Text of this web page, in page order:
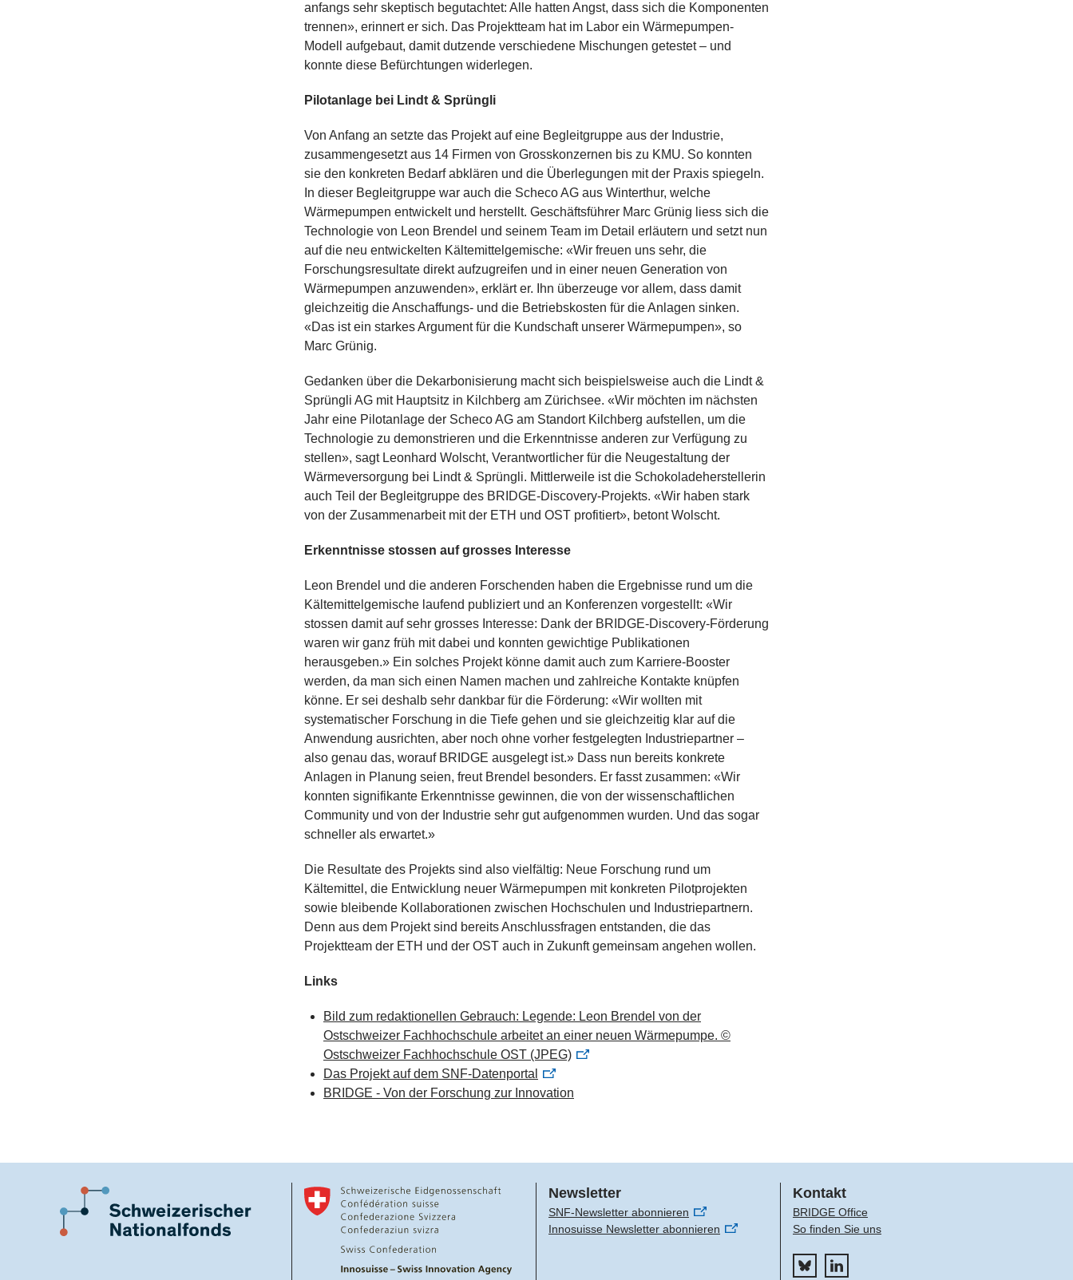
anfangs sehr skeptisch begutachtet: Alle hatten Angst, dass sich die Komponenten
trennen», erinnert er sich. Das Projektteam hat im Labor ein Wärmepumpen-
Modell aufgebaut, damit dutzende verschiedene Mischungen getestet – und
konnte diese Befürchtungen widerlegen.
Pilotanlage bei Lindt & Sprüngli
Von Anfang an setzte das Projekt auf eine Begleitgruppe aus der Industrie,
zusammengesetzt aus 14 Firmen von Grosskonzernen bis zu KMU. So konnten
sie den konkreten Bedarf abklären und die Überlegungen mit der Praxis spiegeln.
In dieser Begleitgruppe war auch die Scheco AG aus Winterthur, welche
Wärmepumpen entwickelt und herstellt. Geschäftsführer Marc Grünig liess sich die
Technologie von Leon Brendel und seinem Team im Detail erläutern und setzt nun
auf die neu entwickelten Kältemittelgemische: «Wir freuen uns sehr, die
Forschungsresultate direkt aufzugreifen und in einer neuen Generation von
Wärmepumpen anzuwenden», erklärt er. Ihn überzeuge vor allem, dass damit
gleichzeitig die Anschaffungs- und die Betriebskosten für die Anlagen sinken.
«Das ist ein starkes Argument für die Kundschaft unserer Wärmepumpen», so
Marc Grünig.
Gedanken über die Dekarbonisierung macht sich beispielsweise auch die Lindt &
Sprüngli AG mit Hauptsitz in Kilchberg am Zürichsee. «Wir möchten im nächsten
Jahr eine Pilotanlage der Scheco AG am Standort Kilchberg aufstellen, um die
Technologie zu demonstrieren und die Erkenntnisse anderen zur Verfügung zu
stellen», sagt Leonhard Wolscht, Verantwortlicher für die Neugestaltung der
Wärmeversorgung bei Lindt & Sprüngli. Mittlerweile ist die Schokoladeherstellerin
auch Teil der Begleitgruppe des BRIDGE-Discovery-Projekts. «Wir haben stark
von der Zusammenarbeit mit der ETH und OST profitiert», betont Wolscht.
Erkenntnisse stossen auf grosses Interesse
Leon Brendel und die anderen Forschenden haben die Ergebnisse rund um die
Kältemittelgemische laufend publiziert und an Konferenzen vorgestellt: «Wir
stossen damit auf sehr grosses Interesse: Dank der BRIDGE-Discovery-Förderung
waren wir ganz früh mit dabei und konnten gewichtige Publikationen
herausgeben.» Ein solches Projekt könne damit auch zum Karriere-Booster
werden, da man sich einen Namen machen und zahlreiche Kontakte knüpfen
könne. Er sei deshalb sehr dankbar für die Förderung: «Wir wollten mit
systematischer Forschung in die Tiefe gehen und sie gleichzeitig klar auf die
Anwendung ausrichten, aber noch ohne vorher festgelegten Industriepartner –
also genau das, worauf BRIDGE ausgelegt ist.» Dass nun bereits konkrete
Anlagen in Planung seien, freut Brendel besonders. Er fasst zusammen: «Wir
konnten signifikante Erkenntnisse gewinnen, die von der wissenschaftlichen
Community und von der Industrie sehr gut aufgenommen wurden. Und das sogar
schneller als erwartet.»
Die Resultate des Projekts sind also vielfältig: Neue Forschung rund um
Kältemittel, die Entwicklung neuer Wärmepumpen mit konkreten Pilotprojekten
sowie bleibende Kollaborationen zwischen Hochschulen und Industriepartnern.
Denn aus dem Projekt sind bereits Anschlussfragen entstanden, die das
Projektteam der ETH und der OST auch in Zukunft gemeinsam angehen wollen.
Links
Bild zum redaktionellen Gebrauch: Legende: Leon Brendel von der
Ostschweizer Fachhochschule arbeitet an einer neuen Wärmepumpe. ©
Ostschweizer Fachhochschule OST (JPEG)
Das Projekt auf dem SNF-Datenportal
BRIDGE - Von der Forschung zur Innovation
Newsletter
SNF-Newsletter abonnieren
Innosuisse Newsletter abonnieren
Kontakt
BRIDGE Office
So finden Sie uns